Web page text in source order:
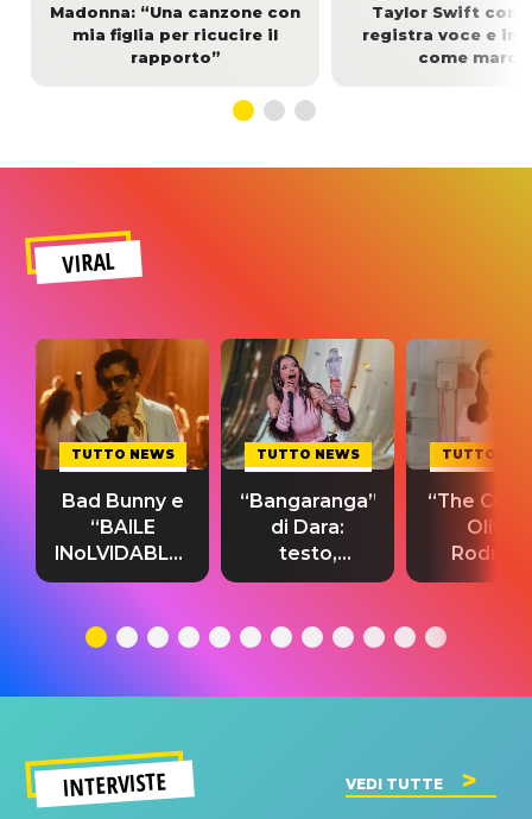
Madonna: “Una canzone con
mia figlia per ricucire il
rapporto”
Taylor Swift
registra voce e
come
VIRAL
TUTTO NEWS
Bad Bunny e
“BAILE
INoLVIDABLE”:
testo,
significato
TUTTO NEWS
“Bangaranga”
di Dara:
testo,
traduzione e
del singolo
TUTTO
“The
Olivia
testo,
INTERVISTE VEDI TUTTE